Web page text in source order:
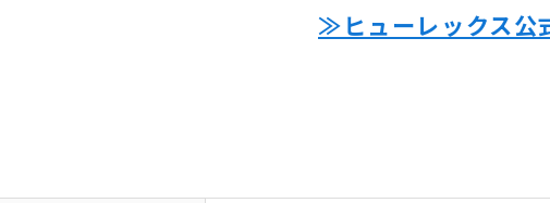
≫ヒューレックス公